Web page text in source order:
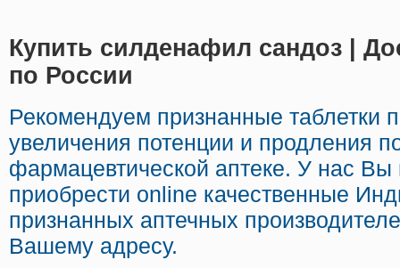
Купить силденафил сандоз |
по России
Рекомендуем признанные таблетки
увеличения потенции и продления
фармацевтической аптеке. У нас
приобрести online качественные
признанных аптечных
Вашему адресу.